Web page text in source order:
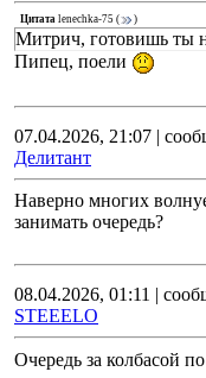
Цитата lenechka-75 ( )
Митрич, готовишь ты
Пипец, поели
07.04.2026, 21:07 |
Делитант
Наверно многих
занимать очередь?
08.04.2026, 01:11 |
STEEELO
Очередь за колбасой